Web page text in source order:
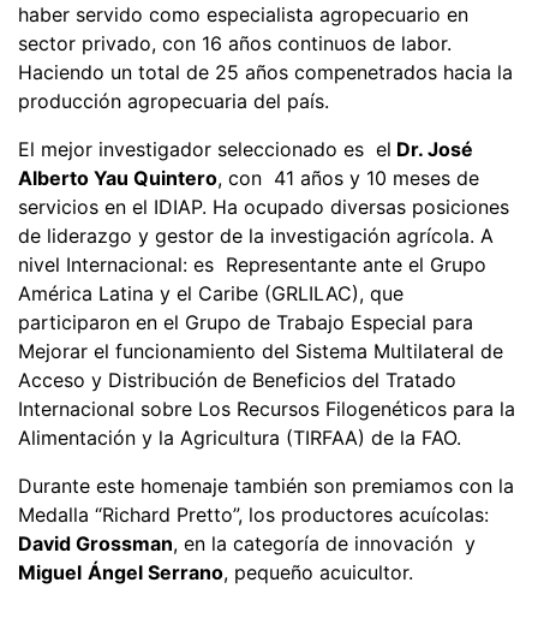
haber servido como especialista agropecuario en
sector privado, con 16 años continuos de labor.
Haciendo un total de 25 años compenetrados hacia la
producción agropecuaria del país.
El mejor investigador seleccionado es el Dr. José
Alberto Yau Quintero, con 41 años y 10 meses de
servicios en el IDIAP. Ha ocupado diversas posiciones
de liderazgo y gestor de la investigación agrícola. A
nivel Internacional: es Representante ante el Grupo
América Latina y el Caribe (GRLILAC), que
participaron en el Grupo de Trabajo Especial para
Mejorar el funcionamiento del Sistema Multilateral de
Acceso y Distribución de Beneficios del Tratado
Internacional sobre Los Recursos Filogenéticos para la
Alimentación y la Agricultura (TIRFAA) de la FAO.
Durante este homenaje también son premiamos con la
Medalla “Richard Pretto”, los productores acuícolas:
David Grossman, en la categoría de innovación y
Miguel Ángel Serrano, pequeño acuicultor.